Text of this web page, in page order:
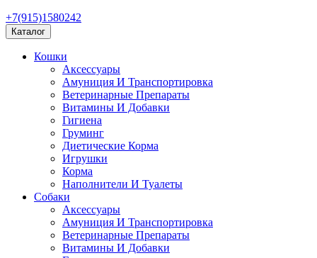
+7(915)1580242
Каталог
Кошки
Аксессуары
Амуниция И Транспортировка
Ветеринарные Препараты
Витамины И Добавки
Гигиена
Груминг
Диетические Корма
Игрушки
Корма
Наполнители И Туалеты
Собаки
Аксессуары
Амуниция И Транспортировка
Ветеринарные Препараты
Витамины И Добавки